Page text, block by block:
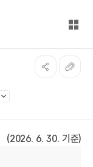
전체
(2026. 6. 30. 기준)